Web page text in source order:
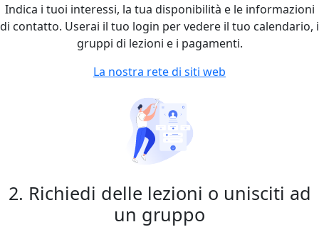
Indica i tuoi interessi, la tua disponibilità e le informazioni
di contatto. Userai il tuo login per vedere il tuo calendario, i
gruppi di lezioni e i pagamenti.
La nostra rete di siti web
2. Richiedi delle lezioni o unisciti ad
un gruppo